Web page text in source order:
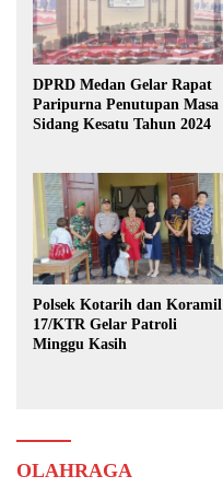
DPRD Medan Gelar Rapat
Paripurna Penutupan Masa
Sidang Kesatu Tahun 2024
Polsek Kotarih dan Koramil
17/KTR Gelar Patroli
Minggu Kasih
OLAHRAGA